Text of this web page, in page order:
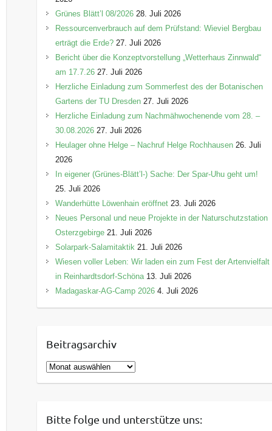
Grünes Blätt’l 08/2026 28. Juli 2026
Ressourcenverbrauch auf dem Prüfstand: Wieviel Bergbau
erträgt die Erde? 27. Juli 2026
Bericht über die Konzeptvorstellung „Wetterhaus Zinnwald“
am 17.7.26 27. Juli 2026
Herzliche Einladung zum Sommerfest des der Botanischen
Gartens der TU Dresden 27. Juli 2026
Herzliche Einladung zum Nachmähwochenende vom 28. –
30.08.2026 27. Juli 2026
Heulager ohne Helge – Nachruf Helge Rochhausen 26. Juli
2026
In eigener (Grünes-Blätt’l-) Sache: Der Spar-Uhu geht um!
25. Juli 2026
Wanderhütte Löwenhain eröffnet 23. Juli 2026
Neues Personal und neue Projekte in der Naturschutzstation
Osterzgebirge 21. Juli 2026
Solarpark-Salamitaktik 21. Juli 2026
Wiesen voller Leben: Wir laden ein zum Fest der Artenvielfalt
in Reinhardtsdorf-Schöna 13. Juli 2026
Madagaskar-AG-Camp 2026 4. Juli 2026
Beitragsarchiv
B
e
rBitte folge und unterstütze uns: